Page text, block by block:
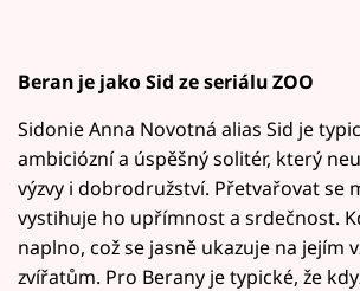
Beran je jako Sid ze seriálu ZOO
Sidonie Anna Novotná alias Sid je
ambiciózní a úspěšný solitér, který
výzvy i dobrodružství. Přetvařovat se
vystihuje ho upřímnost a srdečnost.
naplno, což se jasně ukazuje na jejím
zvířatům. Pro Berany je typické, že